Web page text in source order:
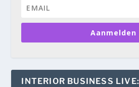
Aanmelden
INTERIOR BUSINESS LIVE: